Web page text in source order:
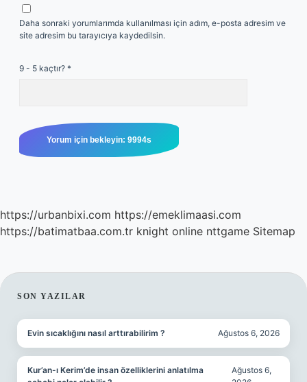
Daha sonraki yorumlarımda kullanılması için adım, e-posta adresim ve
site adresim bu tarayıcıya kaydedilsin.
9 - 5 kaçtır? *
https://urbanbixi.com https://emeklimaasi.com
https://batimatbaa.com.tr knight online nttgame Sitemap
SIDEBAR
SON YAZILAR
Evin sıcaklığını nasıl arttırabilirim ? Ağustos 6, 2026
Kur’an-ı Kerim’de insan özelliklerini anlatılma
Ağustos 6,